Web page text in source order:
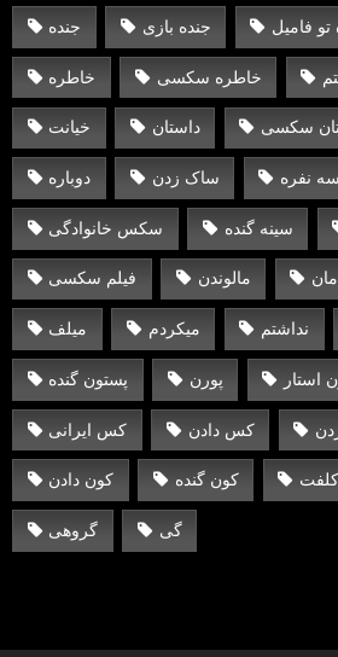
جنده جنده بازی تو فامیل
خاطره خاطره سکسی
خیانت داستان سکسی
دوباره ساک زدن سه نفره
سکس خانوادگی سینه گنده
فیلم سکسی مالوندن
میلف میکردم نداشتم
پستون گنده پورن استار
کس ایرانی کس دادن
کون دادن کون گنده
گروهی گی